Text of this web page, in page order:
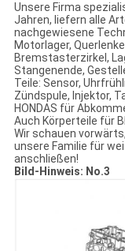
Unsere Firma
Jahren, liefern alle
nachgewiesene
Motorlager,
Bremstasterzirkel,
Stangenende,
Teile: Sensor,
Zündspule, Injektor,
HONDAS für
Auch Körperteile für
Wir schauen
unsere Familie für
anschließen!
Bild-Hinweis: No.3